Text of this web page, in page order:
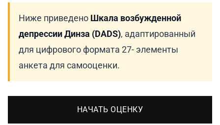
Ниже приведено Шкала возбужденной
депрессии Динза (DADS), адаптированный
для цифрового формата 27- элементы
анкета для самооценки.
НАЧАТЬ ОЦЕНКУ